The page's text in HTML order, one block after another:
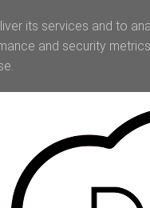
its services and to
and security